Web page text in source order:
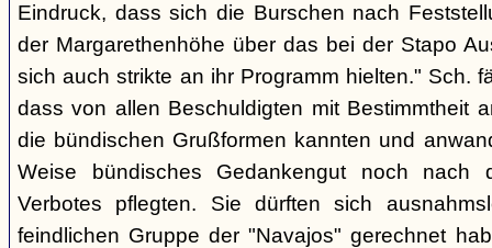
Eindruck, dass sich die Burschen nach
der Margarethenhöhe über das bei der Stapo
sich auch strikte an ihr Programm hielten." Sch.
dass von allen Beschuldigten mit Bestimmtheit
die bündischen Grußformen kannten und
Weise bündisches Gedankengut noch nach
Verbotes pflegten. Sie dürften sich
feindlichen Gruppe der "Navajos" gerechnet